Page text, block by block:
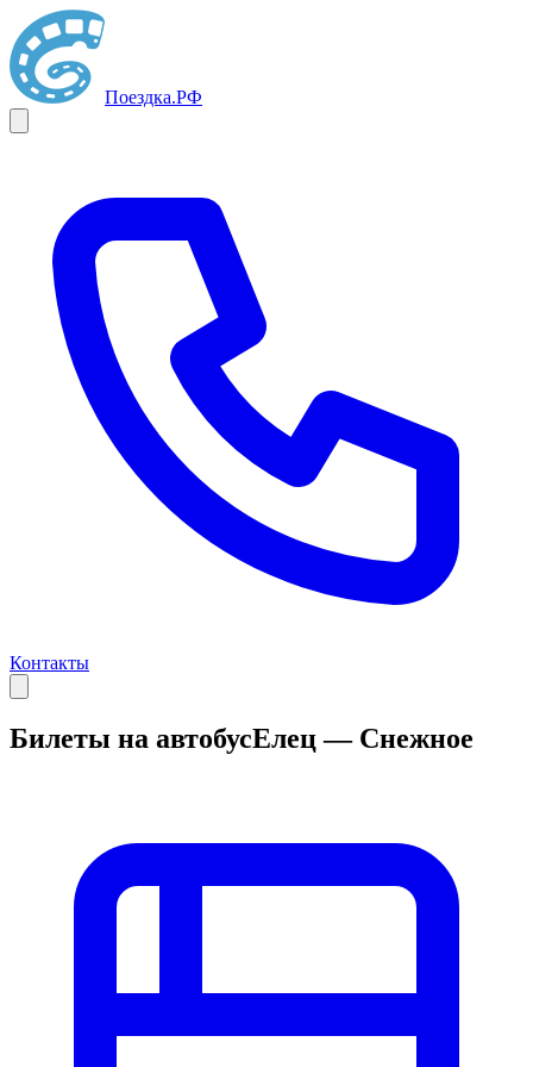
Поездка.РФ
Контакты
Билеты на автобусЕлец — Снежное